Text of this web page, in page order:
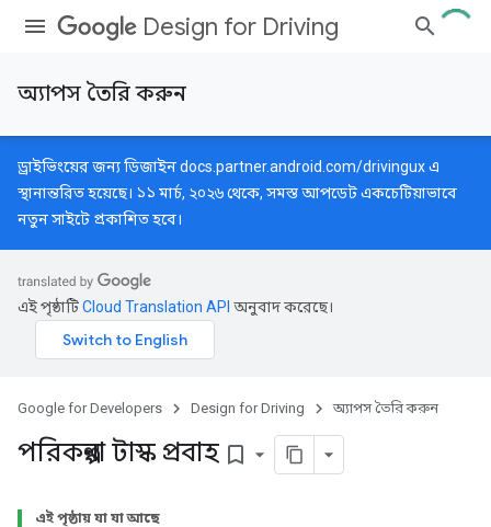
Design for Driving
অ্যাপস তৈরি করুন
ড্রাইভিংয়ের জন্য ডিজাইনdocs.partner.android.com/drivinguxএ
স্থানান্তরিত হয়েছে। ১১ মার্চ, ২০২৬ থেকে, সমস্ত আপডেট একচেটিয়াভাবে
নতুন সাইটে প্রকাশিত হবে।
এই পৃষ্ঠাটিCloud Translation API অনুবাদ করেছে।
Google for Developers Design for Driving অ্যাপস তৈরি করুন
পরিকল্পনা টাস্ক প্রবাহ bookmark_border
এই পৃষ্ঠায় যা যা আছে